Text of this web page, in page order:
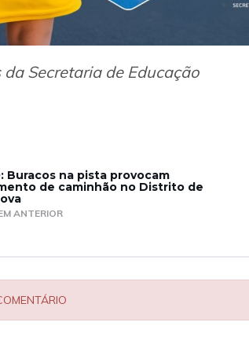
Secretaria de Educação
Buracos na pista provocam
de caminhão no Distrito de
ANTERIOR